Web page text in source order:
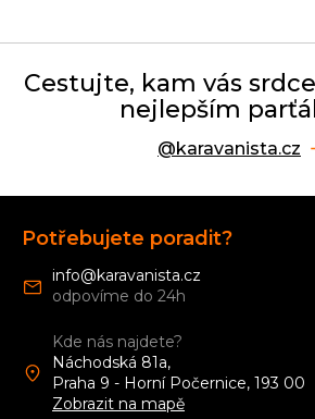
Cestujte, kam vás
nejlepším
@karavanista.cz
Potřebujete poradit?
info@karavanista.cz
Kde nás najdete?
Náchodská 81a,
Praha 9 - Horní Počernice, 193 00
Zobrazit na mapě